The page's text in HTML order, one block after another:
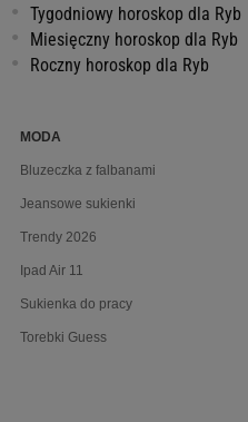
Tygodniowy horoskop dla Ryb
Miesięczny horoskop dla Ryb
Roczny horoskop dla Ryb
MODA
Bluzeczka z falbanami
Jeansowe sukienki
Trendy 2026
Ipad Air 11
Sukienka do pracy
Torebki Guess